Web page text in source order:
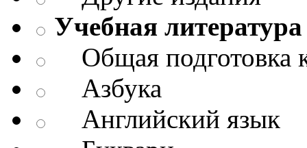
Учебная
Общая подготовка
Азбука
Английский язык